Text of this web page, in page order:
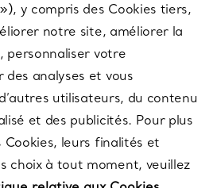
y compris des Cookies tiers,
notre site, améliorer la
personnaliser votre
analyses et vous
utilisateurs, du contenu
et des publicités. Pour plus
Cookies, leurs finalités et
choix à tout moment, veuillez